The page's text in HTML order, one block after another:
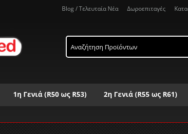
Blog / Τελευταία Νέα Δωροεπιταγές
1η Γενιά (R50 ως R53) 2η Γενιά (R55 ως R61)